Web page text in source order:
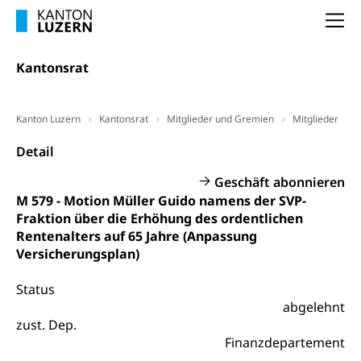
Kantonsrat
Kanton Luzern Kantonsrat Mitglieder und Gremien Mitglieder
Detail
Geschäft abonnieren
M 579 - Motion Müller Guido namens der SVP-
Fraktion über die Erhöhung des ordentlichen
Rentenalters auf 65 Jahre (Anpassung
Versicherungsplan)
Status
abgelehnt
zust. Dep.
Finanzdepartement
Dienststelle Steuern - Wissenswertes
AHV-Altersrente (WAS Luzern)
LUPK - Luzerner Pensionskasse
Bildung und Forschung
Wissenschaft, Forschung, Entwicklung, Projekte
Pilotprojekte Klima
Innovative Projekte Landwirtschaft und
Wald
Projektförderung Universität Luzern unilu
Erwachsenenbildung und Weiterbildung
Umschulung, zweiter Bildungsweg,
Nachdiplomstudium, Zusatzlehre, Höhere
Berufsbildung, Berufsmatura nach Lehre,
Neuorientierung, Grundkompetenzen,
Studienberatung, Beratung und Unterstützung,
Erwachsenenmatura